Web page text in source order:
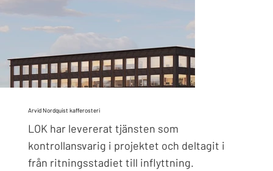
Arvid Nordquist kafferosteri
LOK har levererat tjänsten som
kontrollansvarig i projektet och deltagit i
från ritningsstadiet till inflyttning.